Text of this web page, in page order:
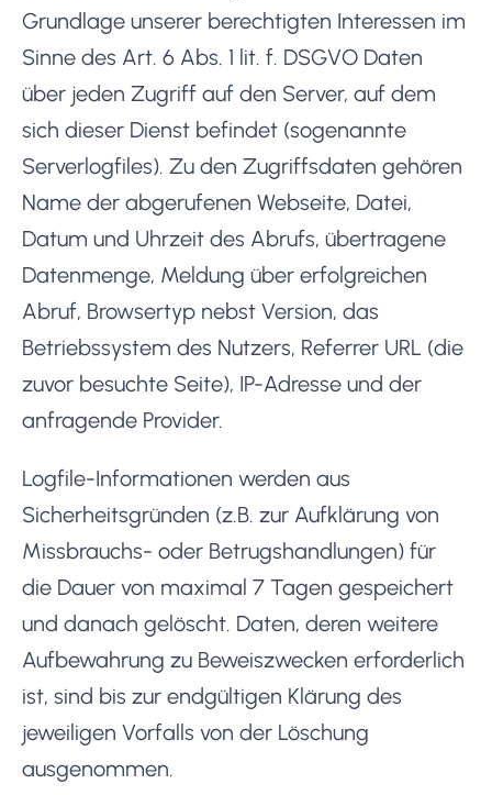
Grundlage unserer berechtigten Interessen im
Sinne des Art. 6 Abs. 1 lit. f. DSGVO Daten
über jeden Zugriff auf den Server, auf dem
sich dieser Dienst befindet (sogenannte
Serverlogfiles). Zu den Zugriffsdaten gehören
Name der abgerufenen Webseite, Datei,
Datum und Uhrzeit des Abrufs, übertragene
Datenmenge, Meldung über erfolgreichen
Abruf, Browsertyp nebst Version, das
Betriebssystem des Nutzers, Referrer URL (die
zuvor besuchte Seite), IP-Adresse und der
anfragende Provider.
Logfile-Informationen werden aus
Sicherheitsgründen (z.B. zur Aufklärung von
Missbrauchs- oder Betrugshandlungen) für
die Dauer von maximal 7 Tagen gespeichert
und danach gelöscht. Daten, deren weitere
Aufbewahrung zu Beweiszwecken erforderlich
ist, sind bis zur endgültigen Klärung des
jeweiligen Vorfalls von der Löschung
ausgenommen.